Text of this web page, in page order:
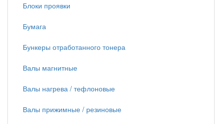
Блоки проявки
Бумага
Бункеры отработанного тонера
Валы магнитные
Валы нагрева / тефлоновые
Валы прижимные / резиновые